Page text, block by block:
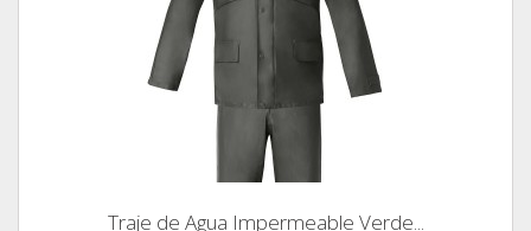
Traje de Agua Impermeable Verde...